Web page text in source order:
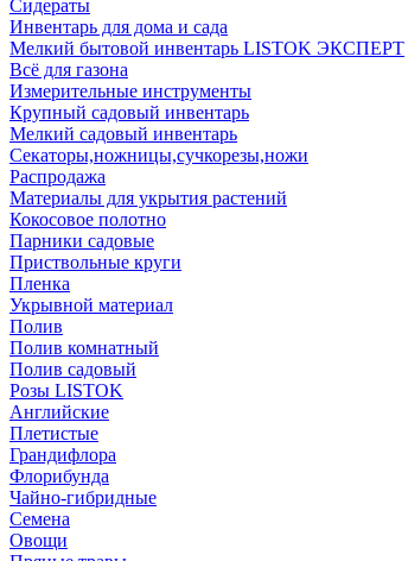
Сидераты
Инвентарь для дома и сада
Мелкий бытовой инвентарь LISTOK ЭКСПЕРТ
Всё для газона
Измерительные инструменты
Крупный садовый инвентарь
Мелкий садовый инвентарь
Секаторы,ножницы,сучкорезы,ножи
Распродажа
Материалы для укрытия растений
Кокосовое полотно
Парники садовые
Приствольные круги
Пленка
Укрывной материал
Полив
Полив комнатный
Полив садовый
Розы LISTOK
Английские
Плетистые
Грандифлора
Флорибунда
Чайно-гибридные
Семена
Овощи